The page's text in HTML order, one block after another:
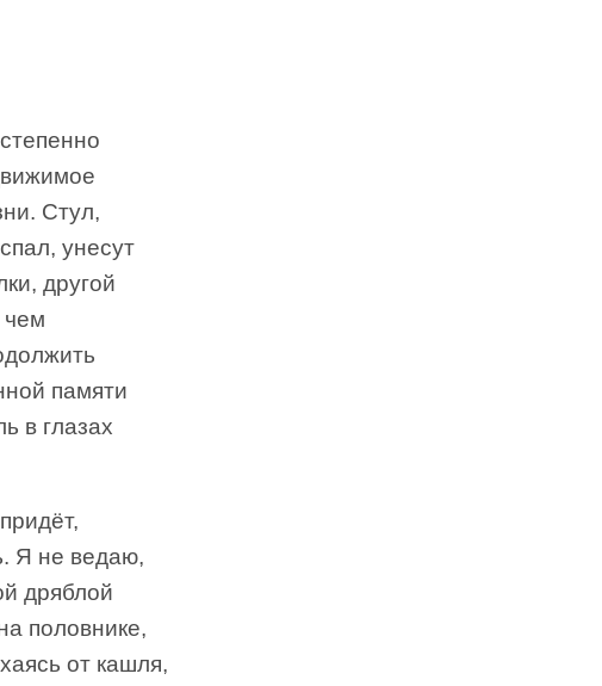
Стул,
унесут
другой
чем
памяти
в глазах
Я не ведаю,
дряблой
половнике,
от кашля,